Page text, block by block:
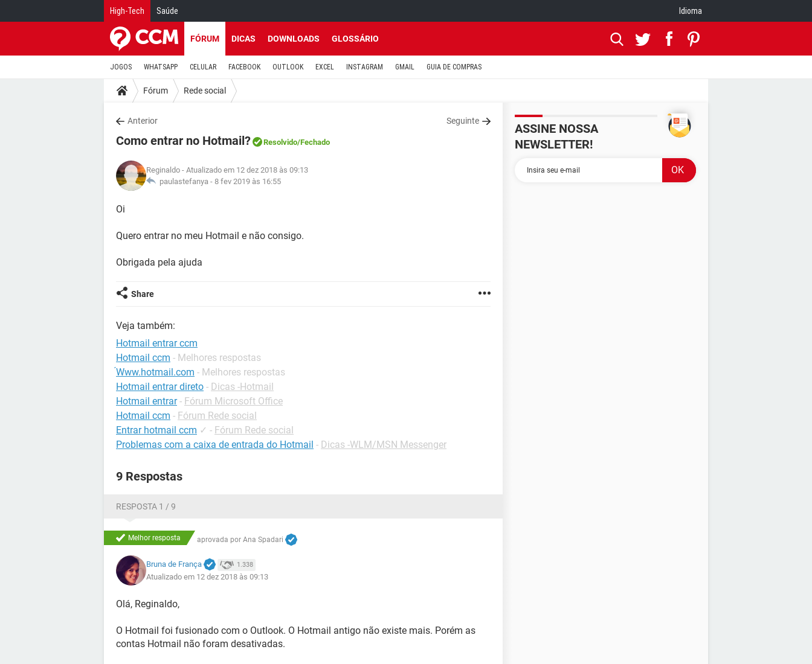
High-Tech Saúde Idioma
FÓRUM DICAS DOWNLOADS GLOSSÁRIO
JOGOS WHATSAPP CELULAR FACEBOOK OUTLOOK EXCEL INSTAGRAM GMAIL GUIA DE COMPRAS
Fórum Rede social
Anterior Seguinte
Como entrar no Hotmail? Resolvido/Fechado
Reginaldo - Atualizado em 12 dez 2018 às 09:13
paulastefanya - 8 fev 2019 às 16:55
Oi
Quero entrar no meu Hotmail e não consigo.
Obrigada pela ajuda
Share
Veja também:
Hotmail entrar ccm
Hotmail ccm - Melhores respostas
́Www.hotmail.com - Melhores respostas
Hotmail entrar direto - Dicas -Hotmail
Hotmail entrar - Fórum Microsoft Office
Hotmail ccm - Fórum Rede social
Entrar hotmail ccm ✓ - Fórum Rede social
Problemas com a caixa de entrada do Hotmail - Dicas -WLM/MSN Messenger
9 Respostas
RESPOSTA 1 / 9
Melhor resposta aprovada por Ana Spadari
Bruna de França 1.338
Atualizado em 12 dez 2018 às 09:13
Olá, Reginaldo,
O Hotmail foi fusionado com o Outlook. O Hotmail antigo não existe mais. Porém as
contas Hotmail não foram desativadas.
ASSINE NOSSA
NEWSLETTER!